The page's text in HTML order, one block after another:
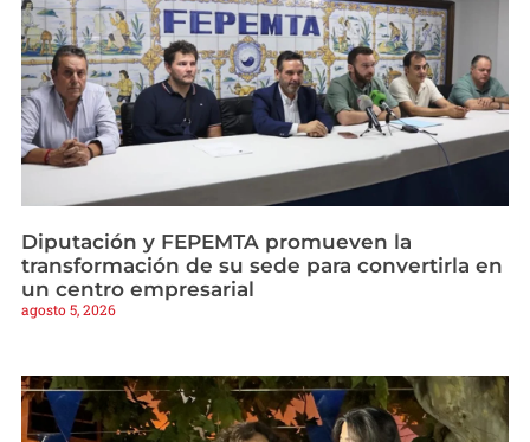
Diputación y FEPEMTA promueven la
transformación de su sede para convertirla en
un centro empresarial
agosto 5, 2026